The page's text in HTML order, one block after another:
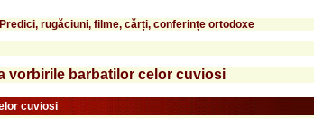
rugăciuni, filme, cărți, conferințe ortodoxe
vorbirile barbatilor celor cuviosi
cuviosi